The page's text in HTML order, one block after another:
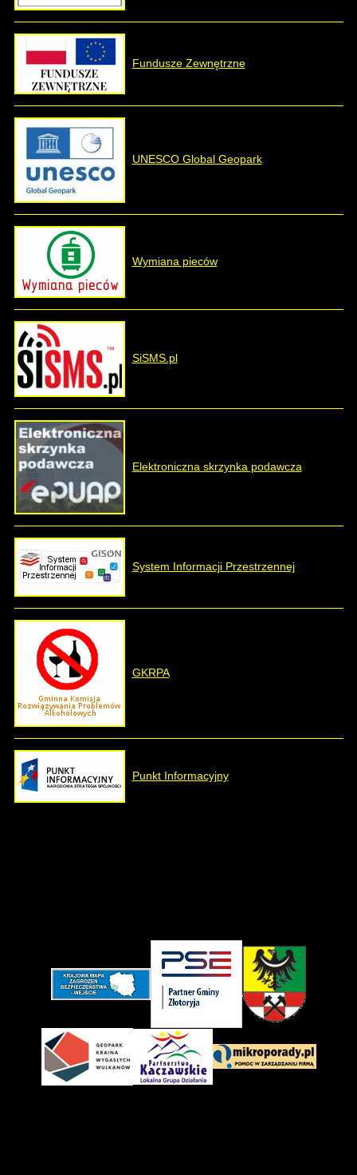
Fundusze Zewnętrzne
UNESCO Global Geopark
Wymiana pieców
SiSMS.pl
Elektroniczna skrzynka podawcza
System Informacji Przestrzennej
GKRPA
Punkt Informacyjny